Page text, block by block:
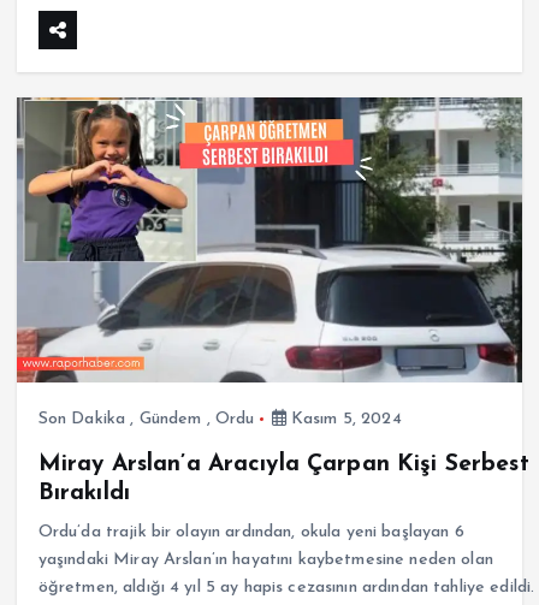
Son Dakika , Gündem , Ordu Kasım 5, 2024
Miray Arslan’a Aracıyla Çarpan Kişi Serbest
Bırakıldı
Ordu’da trajik bir olayın ardından, okula yeni başlayan 6
yaşındaki Miray Arslan’ın hayatını kaybetmesine neden olan
öğretmen, aldığı 4 yıl 5 ay hapis cezasının ardından tahliye edildi.